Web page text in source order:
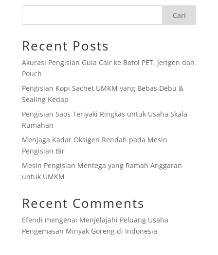
Cari
Recent Posts
Akurasi Pengisian Gula Cair ke Botol PET, Jerigen dan
Pouch
Pengisian Kopi Sachet UMKM yang Bebas Debu &
Sealing Kedap
Pengisian Saos Teriyaki Ringkas untuk Usaha Skala
Rumahan
Menjaga Kadar Oksigen Rendah pada Mesin
Pengisian Bir
Mesin Pengisian Mentega yang Ramah Anggaran
untuk UMKM
Recent Comments
Efendi mengenai Menjelajahi Peluang Usaha
Pengemasan Minyak Goreng di Indonesia